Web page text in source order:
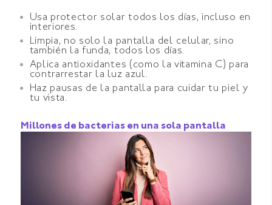
Usa protector solar todos los días, incluso en
interiores.
Limpia, no solo la pantalla del celular, sino
también la funda, todos los días.
Aplica antioxidantes (como la vitamina C) para
contrarrestar la luz azul.
Haz pausas de la pantalla para cuidar tu piel y
tu vista.
Millones de bacterias en una sola pantalla